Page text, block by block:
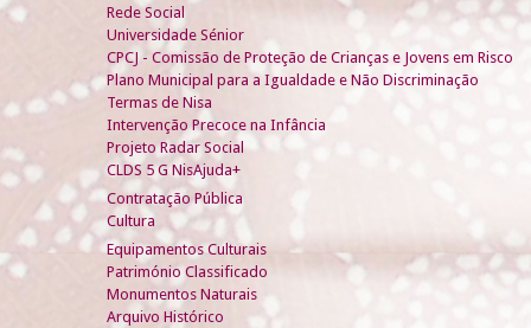
Rede Social
Universidade Sénior
CPCJ - Comissão de Proteção de Crianças e Jovens em Risco
Plano Municipal para a Igualdade e Não Discriminação
Termas de Nisa
Intervenção Precoce na Infância
Projeto Radar Social
CLDS 5 G NisAjuda+
Contratação Pública
Cultura
Equipamentos Culturais
Património Classificado
Monumentos Naturais
Arquivo Histórico